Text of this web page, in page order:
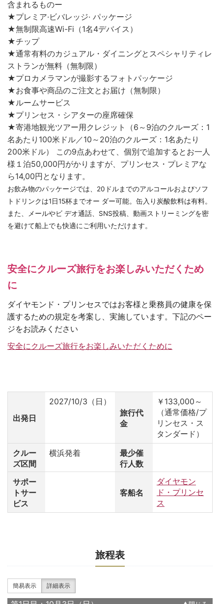
含まれるものー
★プレミア·ビバレッジ· パッケージ
★無制限高速Wi-Fi（1名4デバイス）
★チップ
★通常有料のカジュアル・ダイニングとスペシャリティレ
ストランが無料（無制限）
★プロカメラマンが撮影するフォトパッケージ
★お食事や商品のご注文とお届け（無制限）
★ルームサービス
★プリンセス・シアターの座席確保
★寄港地観光ツアー用クレジット（6～9泊のクルーズ：1
名あたり100米ドル／10～20泊のクルーズ：1名あたり
200米ドル） この9点あわせて、個別で追加するとお一人
様１泊50,000円がかりますが、プリンセス・プレミアな
ら14,00円となります。
お飲み物のパッケージでは、20ドルまでのアルコールおよびソフ
トドリンクは1日15杯までオー ダー可能。缶入り炭酸飲料は有料。
また、メールやビ デオ通話、SNS投稿、動画ストリーミングを密
を避けて船上でも快適にご利用いただけます。
安全にクルーズ旅行をお楽しみいただくため
に
ダイヤモンド・プリンセスではお客様と乗務員の健康を保
護するための規定を考案し、実施しています。下記のペー
ジをお読みください
安全にクルーズ旅行をお楽しみいただくために
出発日
2027/10/3（日）
旅行代
金
￥133,000～
（通常価格/プ
リンセス・ス
タンダード）
クルー
ズ区間
横浜発着
最少催
行人数
サポー
トサー
ビス
客船名
ダイヤモン
ド・プリンセ
ス
旅程表
簡易表示 詳細表示